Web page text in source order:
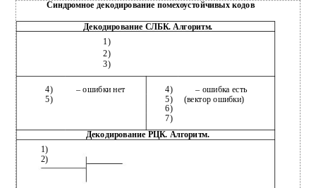
Синдромное декодирование помехоустойчивых кодов
Декодирование СЛБК. Алгоритм.
1)
2)
3)
4) – ошибки нет 4)
– ошибка есть
5)
5)
(вектор ошибки)
6)
7)
Декодирование РЦК. Алгоритм.
1)
2)